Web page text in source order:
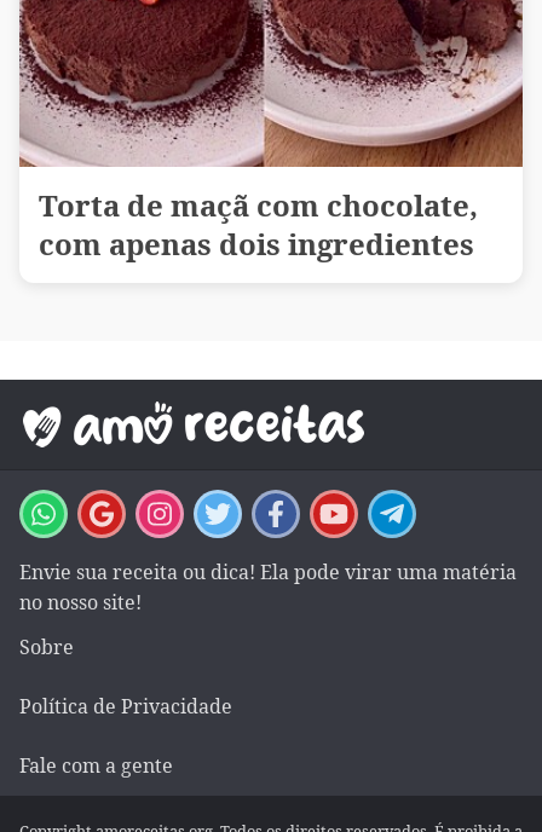
Torta de maçã com chocolate,
com apenas dois ingredientes
Envie sua receita ou dica! Ela pode virar uma matéria
no nosso site!
Sobre
Política de Privacidade
Fale com a gente